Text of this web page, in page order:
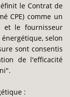
le Contrat de
CPE) comme un
et le fournisseur
selon
sont consentis
de l'efficacité
: